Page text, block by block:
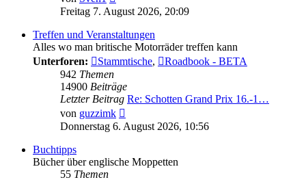
Beitrag
Freitag 7. August 2026, 20:09
Treffen und Veranstaltungen
Alles wo man britische Motorräder treffen kann
Unterforen:
Stammtische,
Roadbook - BETA
942 Themen
14900 Beiträge
Letzter Beitrag Re: Schotten Grand Prix 16.-1…
von guzzimk
Beitrag
Donnerstag 6. August 2026, 10:56
Buchtipps
Bücher über englische Moppetten
55 Themen